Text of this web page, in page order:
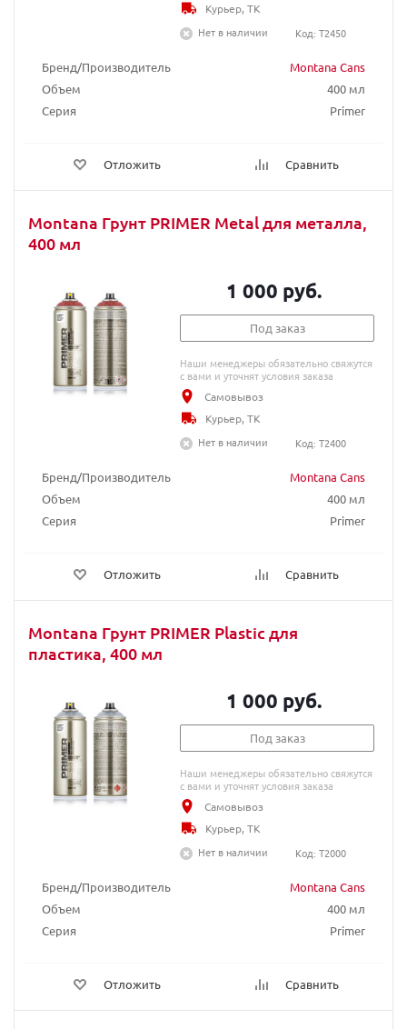
Бренд/Производитель
Montana Cans
Объем
400 мл
Серия
Primer
Отложить Сравнить
Курьер, ТК
Нет в наличии
Код: T2450
Montana Грунт PRIMER Metal для металла,
400 мл
Бренд/Производитель
Montana Cans
Объем
400 мл
Серия
Primer
Отложить Сравнить
1 000 руб.
Под заказ
Наши менеджеры обязательно свяжутся
с вами и уточнят условия заказа
Самовывоз
Курьер, ТК
Нет в наличии
Код: T2400
Montana Грунт PRIMER Plastic для
пластика, 400 мл
Бренд/Производитель
Montana Cans
Объем
400 мл
Серия
Primer
Отложить Сравнить
1 000 руб.
Под заказ
Наши менеджеры обязательно свяжутся
с вами и уточнят условия заказа
Самовывоз
Курьер, ТК
Нет в наличии
Код: T2000